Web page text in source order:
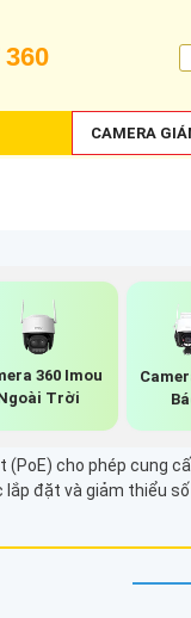
360
CAMERA
360 Imou
Trời
cho phép cung
lắp đặt và giảm thiểu